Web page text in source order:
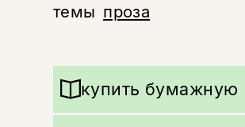
темы проза
купить бумажную